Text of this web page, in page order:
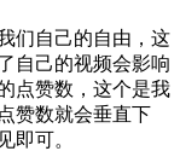
们自己的自由，这
自己的视频会影响
点赞数，这个是我
赞数就会垂直下
即可。